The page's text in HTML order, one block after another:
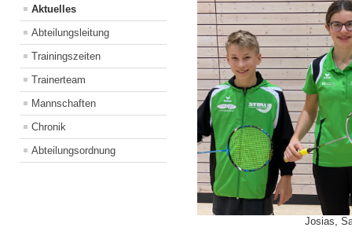
Aktuelles
Abteilungsleitung
Trainingszeiten
Trainerteam
Mannschaften
Chronik
Abteilungsordnung
Josias,